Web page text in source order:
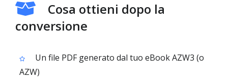
Cosa ottieni dopo la
conversione
Un file PDF generato dal tuo eBook AZW3 (o
AZW)